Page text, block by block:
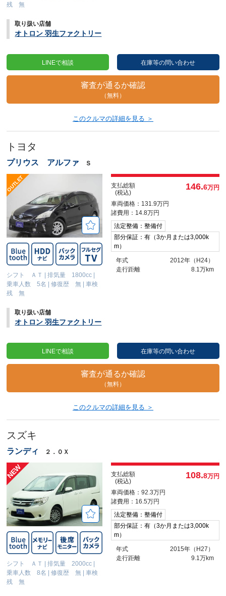
残 無
取り扱い店舗
オトロン 羽生ファクトリー
LINEで相談 在庫等の問い合わせ
審査が通るか確認
（無料）
このクルマの詳細を見る ＞
トヨタ
プリウス アルファ Ｓ
シフト ＡＴ |排気量 1800cc |
乗車人数 5名 |修復歴 無 |車検
残 無
支払総額
(税込)
146.6万円
車両価格：131.9万円
諸費用：14.8万円
法定整備：整備付
部分保証：有（3か月または3,000k
m）
年式
2012年（H24）
走行距離
8.1万km
取り扱い店舗
オトロン 羽生ファクトリー
LINEで相談 在庫等の問い合わせ
審査が通るか確認
（無料）
このクルマの詳細を見る ＞
スズキ
ランディ ２．０Ｘ
シフト ＡＴ |排気量 2000cc |
乗車人数 8名 |修復歴 無 |車検
残 無
支払総額
(税込)
108.8万円
車両価格：92.3万円
諸費用：16.5万円
法定整備：整備付
部分保証：有（3か月または3,000k
m）
年式
2015年（H27）
走行距離
9.1万km